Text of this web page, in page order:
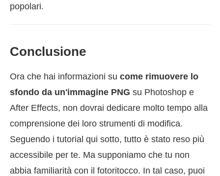
popolari.
Conclusione
Ora che hai informazioni su come rimuovere lo
sfondo da un'immagine PNG su Photoshop e
After Effects, non dovrai dedicare molto tempo alla
comprensione dei loro strumenti di modifica.
Seguendo i tutorial qui sotto, tutto è stato reso più
accessibile per te. Ma supponiamo che tu non
abbia familiarità con il fotoritocco. In tal caso, puoi